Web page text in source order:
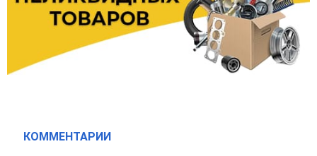
КОММЕНТАРИИ